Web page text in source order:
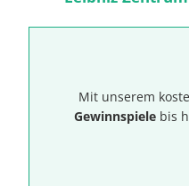
Mit unserem
Gewinnspiele bis